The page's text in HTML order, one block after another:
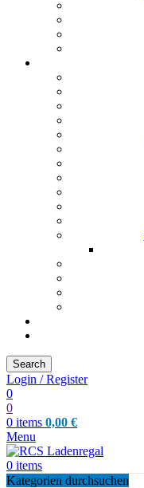
Search
Login / Register
0
0
0 items 0,00 €
Menu
0 items
Kategorien durchsuchen